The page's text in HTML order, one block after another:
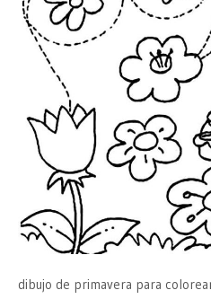
dibujo de primavera para